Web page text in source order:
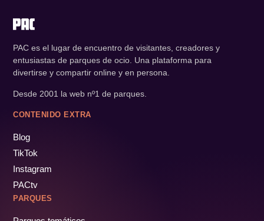
PAC es el lugar de encuentro de visitantes, creadores y
entusiastas de parques de ocio. Una plataforma para
divertirse y compartir online y en persona.
Desde 2001 la web nº1 de parques.
CONTENIDO EXTRA
Blog
TikTok
Instagram
PACtv
PARQUES